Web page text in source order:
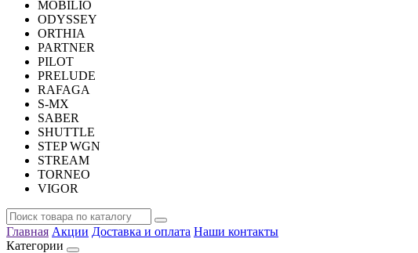
MOBILIO
ODYSSEY
ORTHIA
PARTNER
PILOT
PRELUDE
RAFAGA
S-MX
SABER
SHUTTLE
STEP WGN
STREAM
TORNEO
VIGOR
Главная Акции Доставка и оплата Наши контакты
Категории